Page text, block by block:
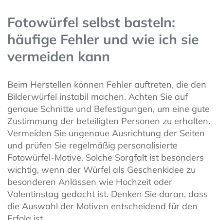
Fotowürfel selbst basteln:
häufige Fehler und wie ich sie
vermeiden kann
Beim Herstellen können Fehler auftreten, die den
Bilderwürfel instabil machen. Achten Sie auf
genaue Schnitte und Befestigungen, um eine gute
Zustimmung der beteiligten Personen zu erhalten.
Vermeiden Sie ungenaue Ausrichtung der Seiten
und prüfen Sie regelmäßig personalisierte
Fotowürfel-Motive. Solche Sorgfalt ist besonders
wichtig, wenn der Würfel als Geschenkidee zu
besonderen Anlässen wie Hochzeit oder
Valentinstag gedacht ist. Denken Sie daran, dass
die Auswahl der Motiven entscheidend für den